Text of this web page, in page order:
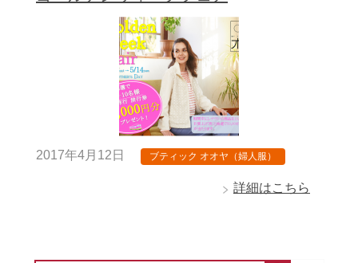
2017年4月12日 ブティック オオヤ（婦人服）
詳細はこちら